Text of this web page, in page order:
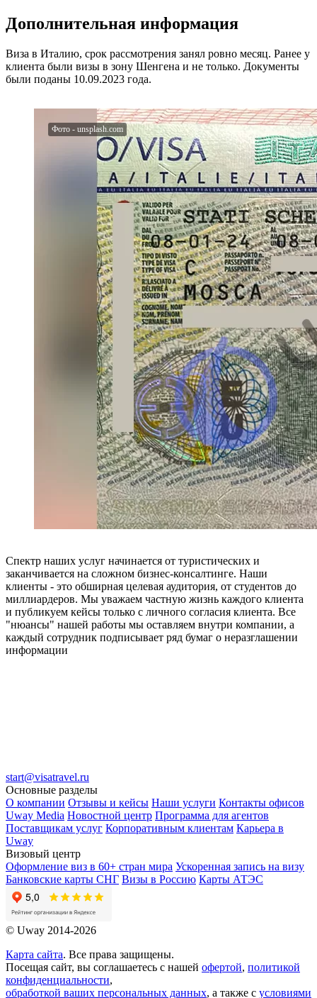
Дополнительная информация
Виза в Италию, срок рассмотрения занял ровно месяц. Ранее у
клиента были визы в зону Шенгена и не только. Документы
были поданы 10.09.2023 года.
Спектр наших услуг начинается от туристических и
заканчивается на сложном бизнес-консалтинге. Наши
клиенты - это обширная целевая аудитория, от студентов до
миллиардеров. Мы уважаем частную жизнь каждого клиента
и публикуем кейсы только с личного согласия клиента. Все
"нюансы" нашей работы мы оставляем внутри компании, а
каждый сотрудник подписывает ряд бумаг о неразглашении
информации
start@visatravel.ru
Основные разделы
О компании Отзывы и кейсы Наши услуги Контакты офисов
Uway Media Новостной центр Программа для агентов
Поставщикам услуг Корпоративным клиентам Карьера в
Uway
Визовый центр
Оформление виз в 60+ стран мира Ускоренная запись на визу
Банковские карты СНГ Визы в Россию Карты АТЭС
© Uway 2014-2026
Карта сайта. Все права защищены.
Посещая сайт, вы соглашаетесь с нашей офертой, политикой
конфиденциальности,
обработкой ваших персональных данных, а также с условиями